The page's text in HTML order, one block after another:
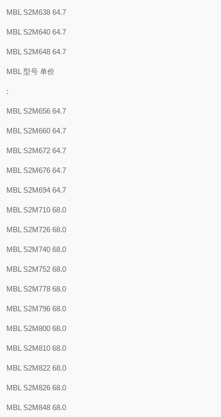
MBL S2M638 64.7
MBL S2M640 64.7
MBL S2M648 64.7
MBL 型号 单价
:
MBL S2M656 64.7
MBL S2M660 64.7
MBL S2M672 64.7
MBL S2M676 64.7
MBL S2M694 64.7
MBL S2M710 68.0
MBL S2M726 68.0
MBL S2M740 68.0
MBL S2M752 68.0
MBL S2M778 68.0
MBL S2M796 68.0
MBL S2M800 68.0
MBL S2M810 68.0
MBL S2M822 68.0
MBL S2M826 68.0
MBL S2M848 68.0